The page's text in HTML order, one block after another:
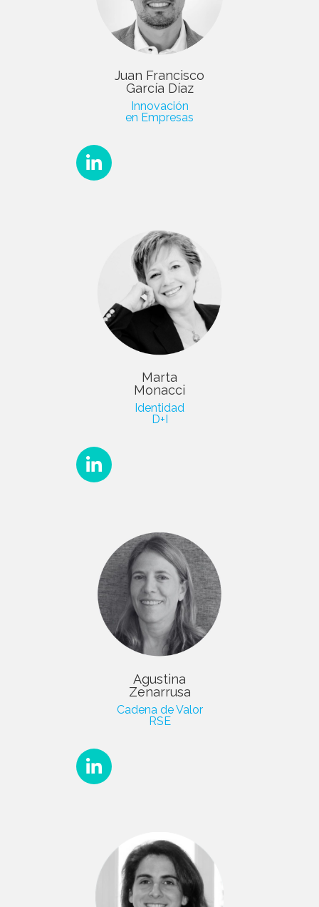
Juan Francisco
García Díaz
Innovación
en Empresas
Marta
Monacci
Identidad
D+I
Agustina
Zenarrusa
Cadena de Valor
RSE